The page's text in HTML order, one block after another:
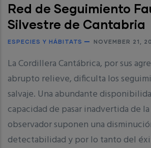
Red de Seguimiento
Silvestre de Cantabria
ESPECIES Y HÁBITATS NOVEMBER 21,
La Cordillera Cantábrica, por sus
abrupto relieve, dificulta los
salvaje. Una abundante
capacidad de pasar inadvertida de
observador suponen una
detectabilidad y por lo tanto del